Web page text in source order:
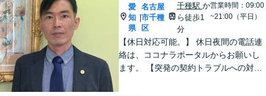
愛
知
県
名古屋
市千種
区
千種駅 か
ら徒歩1
分
営業時間：09:00
~21:00（平日）
【休日対応可能。】 休日夜間の電話連
絡は、ココナラポータルからお願いし
ます。 【突発の契約トラブルへの対応